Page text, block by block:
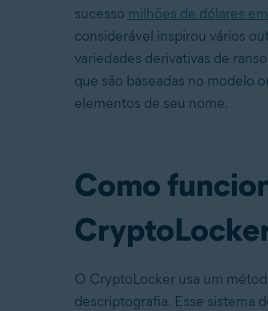
sucesso milhões de dólares
considerável inspirou vários
variedades derivativas de
que são baseadas no modelo
elementos de seu nome.
Como
O CryptoLocker usa um
descriptografia. Esse sistema